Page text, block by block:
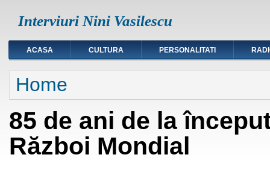
Interviuri Nini Vasilescu
ACASA CULTURA PERSONALITATI
You are here
Home
85 de ani de la
Război Mondial